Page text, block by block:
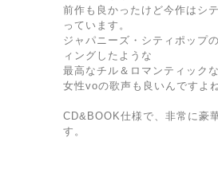
前作も良かったけど今作はシ
っています。
ジャパニーズ・シティポップ
ィングしたような
最高なチル＆ロマンティック
女性voの歌声も良いんですよ
CD&BOOK仕様で、非常に豪
す。